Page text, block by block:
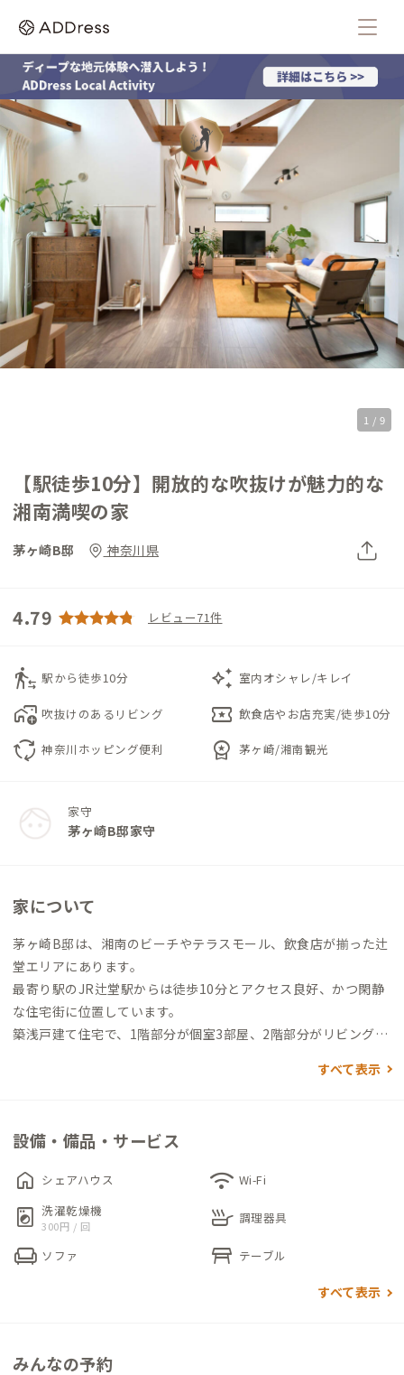
1 / 9
【駅徒歩10分】開放的な吹抜けが魅力的な
湘南満喫の家
茅ヶ崎B邸 神奈川県
4.79 レビュー71件
transfer_within_a_station 駅から徒歩10分 auto_awesome 室内オシャレ/キレイ
add_home_work 吹抜けのあるリビング local_activity 飲食店やお店充実/徒歩10分
cycle 神奈川ホッピング便利 workspace_premium 茅ヶ崎/湘南観光
家守
茅ヶ崎B邸家守
家について
茅ヶ崎B邸は、湘南のビーチやテラスモール、飲食店が揃った辻
堂エリアにあります。
最寄り駅のJR辻堂駅からは徒歩10分とアクセス良好、かつ閑静
な住宅街に位置しています。
築浅戸建て住宅で、1階部分が個室3部屋、2階部分がリビング・
専用のドライヤーやライトスタンドが用意されています。
日当たり抜群の吹き抜けがあるリビングルームが広がる2階に
は、リビング・ダイニング、キッチン、バスルーム、トイレ、ロ
フトがあります。
すべて表示
設備・備品・サービス
home シェアハウス wifi Wi-Fi
local_laundry_service 洗濯乾燥機
300円 / 回 skillet 調理器具
chair ソファ table_restaurant テーブル
すべて表示
みんなの予約